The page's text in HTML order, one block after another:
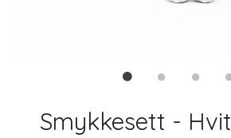
Smykkesett - Hvit